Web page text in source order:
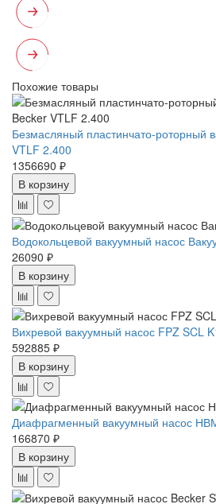
Похожие товары
Безмасляный пластинчато-роторный
VTLF 2.400
1356690 ₽
В корзину
Водокольцевой вакуумный насос
26090 ₽
В корзину
Вихревой вакуумный насос FPZ SCL
592885 ₽
В корзину
Диафрагменный вакуумный насос
166870 ₽
В корзину